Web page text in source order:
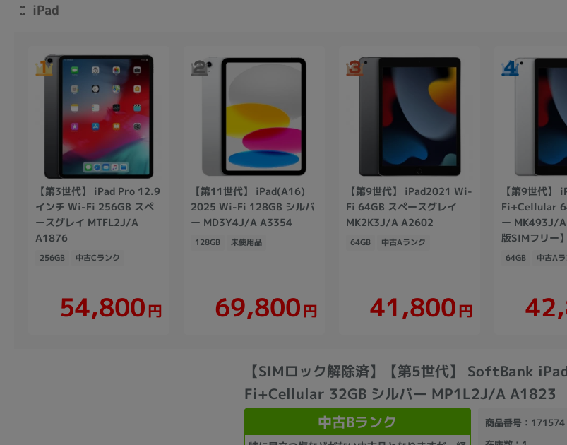
iPad
【第3世代】 iPad Pro 12.9
インチ Wi-Fi 256GB スペ
ースグレイ MTFL2J/A
A1876
256GB 中古Cランク
54,800円
【第11世代】 iPad(A16)
2025 Wi-Fi 128GB シルバ
ー MD3Y4J/A A3354
128GB 未使用品
69,800円
【第9世代】 iPad2021 Wi-
Fi 64GB スペースグレイ
MK2K3J/A A2602
64GB 中古Aランク
41,800円
【第9世代】
Fi+Cellular
ー MK493J/
版SIMフリー】
64GB 中古A
【SIMロック解除済】【第5世代】 SoftBank
Fi+Cellular 32GB シルバー MP1L2J/A A1823
中古Bランク 商品番号：171574